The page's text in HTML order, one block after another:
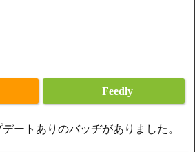
Feedly
ートありのバッヂがありました。